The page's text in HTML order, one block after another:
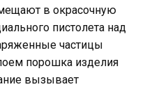
в окрасочную
пистолета над
частицы
порошка изделия
вызывает